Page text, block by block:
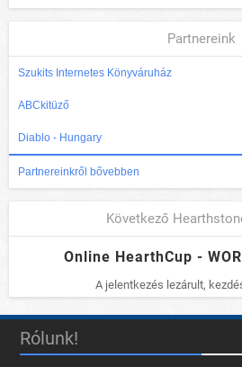
Partnereink
Szukits Internetes Könyváruház
ABCkitüző
Diablo - Hungary
Partnereinkről bővebben
Következő
Online HearthCup -
A jelentkezés lezárult,
Rólunk!